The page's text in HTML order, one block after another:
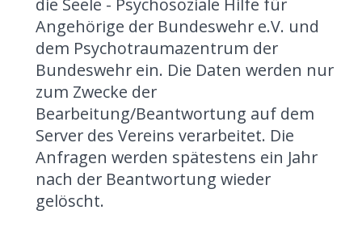
die Seele - Psychosoziale Hilfe für
Angehörige der Bundeswehr e.V. und
dem Psychotraumazentrum der
Bundeswehr ein. Die Daten werden nur
zum Zwecke der
Bearbeitung/Beantwortung auf dem
Server des Vereins verarbeitet. Die
Anfragen werden spätestens ein Jahr
nach der Beantwortung wieder
gelöscht.